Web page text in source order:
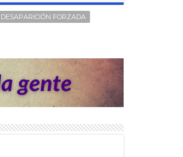
DESAPARICIÓN FORZADA